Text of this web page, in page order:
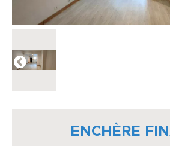
ENCHÈRE